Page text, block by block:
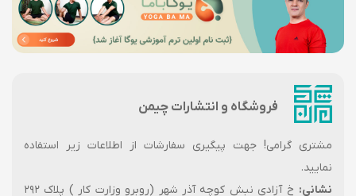
فروشگاه و انتشارات چیمن
مشتری گرامی! جهت پیگیری سفارشات از اطلاعات زیر استفاده
نمایید.
نشانی:
خ آزادی نبش کوچه آذر شهر (روبرو وزارت کار ) پلاک ۲۹۲